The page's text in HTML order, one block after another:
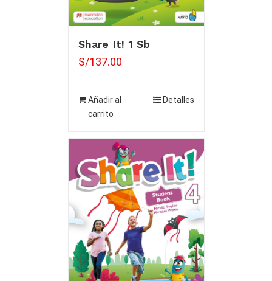
Share It! 1 Sb
S/137.00
Añadir al
carrito
Detalles